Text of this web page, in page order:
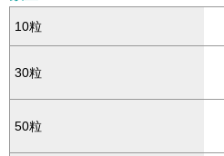
10粒
30粒
50粒